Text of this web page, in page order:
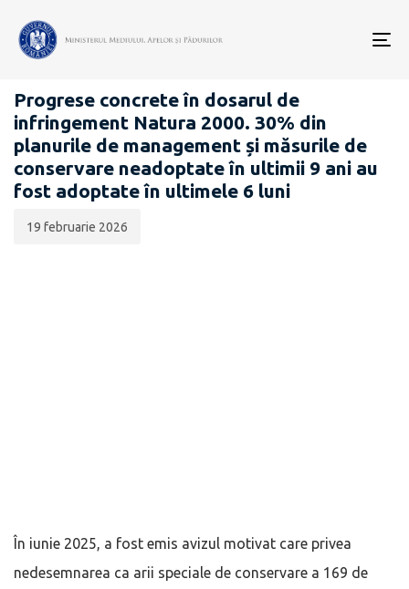
COMUNICATE DE PRESĂ
Progrese concrete în dosarul de
infringement Natura 2000. 30% din
planurile de management și măsurile de
conservare neadoptate în ultimii 9 ani au
fost adoptate în ultimele 6 luni
publicării:
19 februarie 2026
În iunie 2025, a fost emis avizul motivat care privea
nedesemnarea ca arii speciale de conservare a 169 de